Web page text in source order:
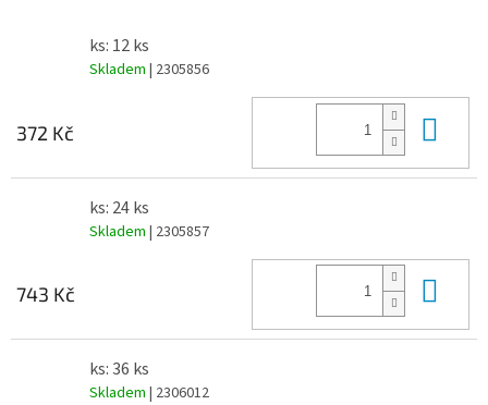
ks: 12 ks
Skladem | 2305856
372 Kč
ks: 24 ks
Skladem | 2305857
743 Kč
ks: 36 ks
Skladem | 2306012